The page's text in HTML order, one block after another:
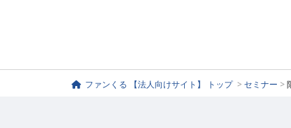
ファンくる 【法人向けサイト】 トップ >セミナー >